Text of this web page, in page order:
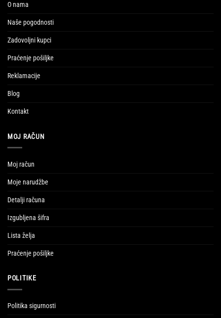
O nama
Naše pogodnosti
Zadovoljni kupci
Praćenje pošiljke
Reklamacije
Blog
Kontakt
MOJ RAČUN
Moj račun
Moje narudžbe
Detalji računa
Izgubljena šifra
Lista želja
Praćenje pošiljke
POLITIKE
Politika sigurnosti